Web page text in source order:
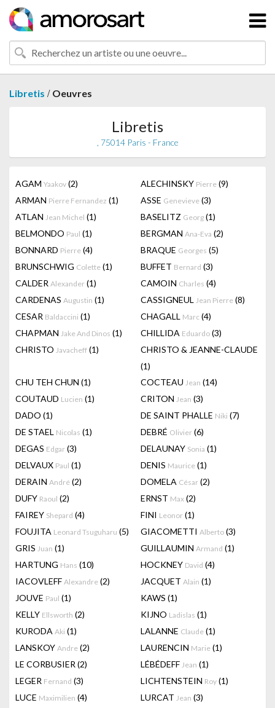
Libretis / Oeuvres
Libretis
, 75014 Paris - France
AGAM Yaakov (2) ALECHINSKY Pierre (9)
ARMAN Pierre Fernandez (1) ASSE Genevieve (3)
ATLAN Jean Michel (1) BASELITZ Georg (1)
BELMONDO Paul (1) BERGMAN Ana-Eva (2)
BONNARD Pierre (4) BRAQUE Georges (5)
BRUNSCHWIG Colette (1) BUFFET Bernard (3)
CALDER Alexander (1) CAMOIN Charles (4)
CARDENAS Augustin (1) CASSIGNEUL Jean Pierre (8)
CESAR Baldaccini (1) CHAGALL Marc (4)
CHAPMAN Jake And Dinos (1) CHILLIDA Eduardo (3)
CHRISTO Javacheff (1)
CHRISTO & JEANNE-CLAUDE
(1)
CHU TEH CHUN (1) COCTEAU Jean (14)
COUTAUD Lucien (1) CRITON Jean (3)
DADO (1) DE SAINT PHALLE Niki (7)
DE STAEL Nicolas (1) DEBRÉ Olivier (6)
DEGAS Edgar (3) DELAUNAY Sonia (1)
DELVAUX Paul (1) DENIS Maurice (1)
DERAIN André (2) DOMELA César (2)
DUFY Raoul (2) ERNST Max (2)
FAIREY Shepard (4) FINI Leonor (1)
FOUJITA Leonard Tsuguharu (5) GIACOMETTI Alberto (3)
GRIS Juan (1) GUILLAUMIN Armand (1)
HARTUNG Hans (10) HOCKNEY David (4)
IACOVLEFF Alexandre (2) JACQUET Alain (1)
JOUVE Paul (1) KAWS (1)
KELLY Ellsworth (2) KIJNO Ladislas (1)
KURODA Aki (1) LALANNE Claude (1)
LANSKOY Andre (2) LAURENCIN Marie (1)
LE CORBUSIER (2) LÉBÉDEFF Jean (1)
LEGER Fernand (3) LICHTENSTEIN Roy (1)
LUCE Maximilien (4) LURCAT Jean (3)